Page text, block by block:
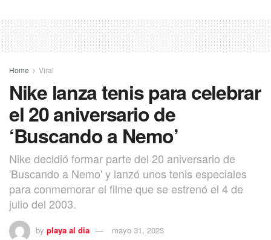
Home Viral
Nike lanza tenis para celebrar
el 20 aniversario de
‘Buscando a Nemo’
Nike decidió formar parte del 20 aniversario de
'Buscando a Nemo' y lanzó unos tenis especiales
para conmemorar el filme que se estrenó el 4 de
julio del 2003.
by playa al dia mayo 31, 2023